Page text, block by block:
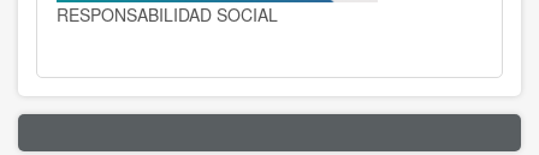
RESPONSABILIDAD SOCIAL